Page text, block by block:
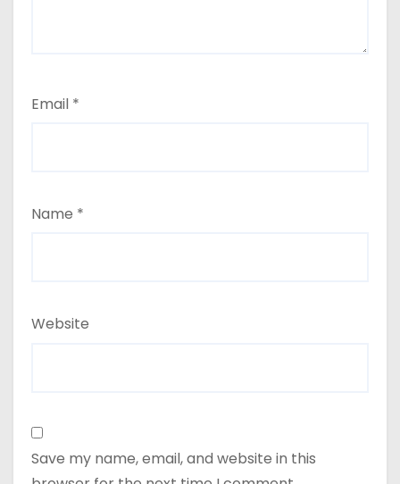
Email *
Name *
Website
Save my name, email, and website in this